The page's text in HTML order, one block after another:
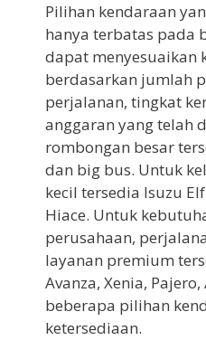
Pilihan kendaraan
hanya terbatas pada
dapat menyesuaikan
berdasarkan jumlah
perjalanan, tingkat
anggaran yang telah
rombongan besar
dan big bus. Untuk
kecil tersedia Isuzu
Hiace. Untuk
perusahaan,
layanan premium
Avanza, Xenia,
beberapa pilihan
ketersediaan.